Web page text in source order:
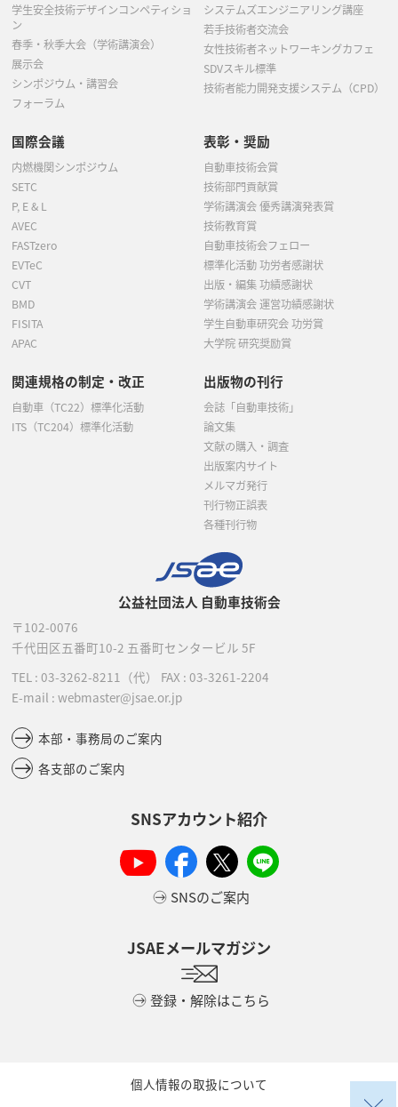
公益社団法人 自動車技術会
〒102-0076
千代田区五番町10-2 五番町センタービル 5F
TEL : 03-3262-8211 （代） FAX : 03-3261-2204
E-mail : webmaster@jsae.or.jp
本部・事務局のご案内
各支部のご案内
SNSアカウント紹介
SNSのご案内
JSAEメールマガジン
登録・解除はこちら
学生安全技術デザインコンペティショ
ン
春季・秋季大会（学術講演会）
展示会
シンポジウム・講習会
フォーラム
システムズエンジニアリング講座
若手技術者交流会
女性技術者ネットワーキングカフェ
SDVスキル標準
技術者能力開発支援システム（CPD）
国際会議
内燃機関シンポジウム
SETC
P, E & L
AVEC
FASTzero
EVTeC
CVT
BMD
FISITA
APAC
表彰・奨励
自動車技術会賞
技術部門貢献賞
学術講演会 優秀講演発表賞
技術教育賞
自動車技術会フェロー
標準化活動 功労者感謝状
出版・編集 功績感謝状
学術講演会 運営功績感謝状
学生自動車研究会 功労賞
大学院 研究奨励賞
関連規格の制定・改正
自動車（TC22）標準化活動
ITS（TC204）標準化活動
出版物の刊行
会誌「自動車技術」
論文集
文献の購入・調査
出版案内サイト
メルマガ発行
刊行物正誤表
各種刊行物
個人情報の取扱について